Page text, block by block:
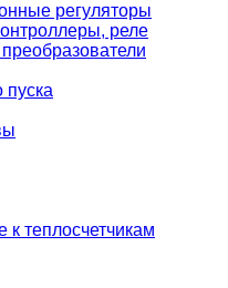
регуляторы
реле
пуска
теплосчетчикам